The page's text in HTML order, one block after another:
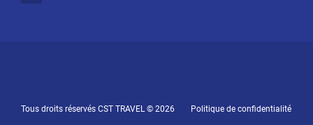
Tous droits réservés CST TRAVEL © 2026 Politique de confidentialité